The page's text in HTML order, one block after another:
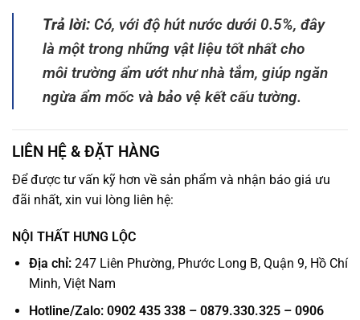
Trả lời: Có, với độ hút nước dưới 0.5%, đây
là một trong những vật liệu tốt nhất cho
môi trường ẩm ướt như nhà tắm, giúp ngăn
ngừa ẩm mốc và bảo vệ kết cấu tường.
LIÊN HỆ & ĐẶT HÀNG
Để được tư vấn kỹ hơn về sản phẩm và nhận báo giá ưu
đãi nhất, xin vui lòng liên hệ:
NỘI THẤT HƯNG LỘC
Địa chỉ:247 Liên Phường, Phước Long B, Quận 9, Hồ Chí
Minh, Việt Nam
Hotline/Zalo: 0902 435 338 – 0879.330.325 – 0906